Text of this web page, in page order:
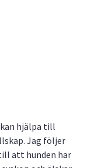
hjälpa till
Jag följer
att hunden har